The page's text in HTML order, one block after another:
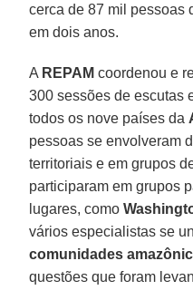
cerca de 87 mil pessoas
em dois anos.
A REPAM coordenou e
300 sessões de escutas
todos os nove países da
pessoas se envolveram
territoriais e em grupos
participaram em grupos
lugares, como
vários especialistas se
comunidades
questões que foram